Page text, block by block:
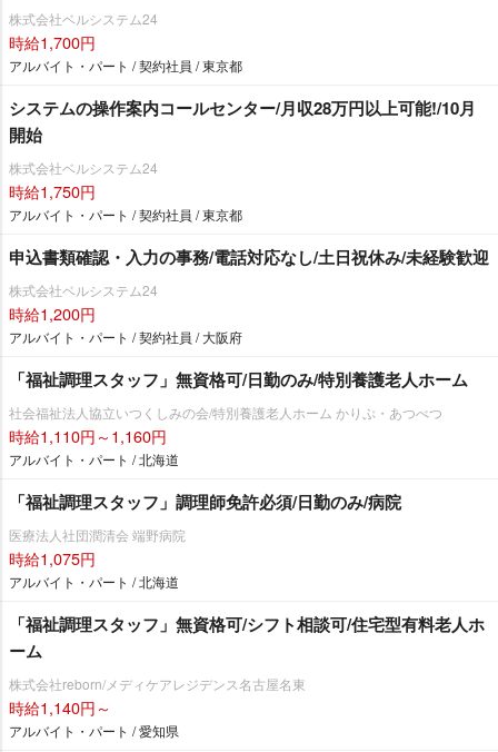
株式会社ベルシステム24
時給1,700円
アルバイト・パート / 契約社員 / 東京都
システムの操作案内コールセンター/月収28万円以上可能!/10月
開始
株式会社ベルシステム24
時給1,750円
アルバイト・パート / 契約社員 / 東京都
申込書類確認・入力の事務/電話対応なし/土日祝休み/未経験歓迎
株式会社ベルシステム24
時給1,200円
アルバイト・パート / 契約社員 / 大阪府
「福祉調理スタッフ」無資格可/日勤のみ/特別養護老人ホーム
社会福祉法人協立いつくしみの会/特別養護老人ホーム かりぷ・あつべつ
時給1,110円～1,160円
アルバイト・パート / 北海道
「福祉調理スタッフ」調理師免許必須/日勤のみ/病院
医療法人社団潤清会 端野病院
時給1,075円
アルバイト・パート / 北海道
「福祉調理スタッフ」無資格可/シフト相談可/住宅型有料老人ホ
ーム
株式会社reborn/メディケアレジデンス名古屋名東
時給1,140円～
アルバイト・パート / 愛知県